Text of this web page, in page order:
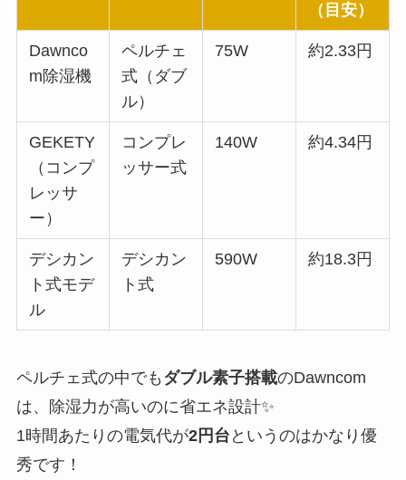
（目安）
Dawnco
m除湿機
ペルチェ
式（ダブ
ル）
75W 約2.33円
GEKETY
（コンプ
レッサ
ー）
コンプレ
ッサー式
140W 約4.34円
デシカン
ト式モデ
ル
デシカン
ト式
590W 約18.3円
ペルチェ式の中でも ダブル素子搭載のDawncom
は、除湿力が高いのに省エネ設計✨
1時間あたりの電気代が2円台 というのはかなり優
秀です！